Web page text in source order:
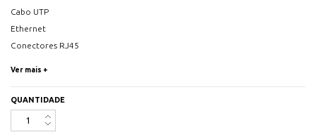
Cabo UTP
Ethernet
Conectores RJ45
Cor branco
Livre de Halogéneo
Ver mais +
QUANTIDADE